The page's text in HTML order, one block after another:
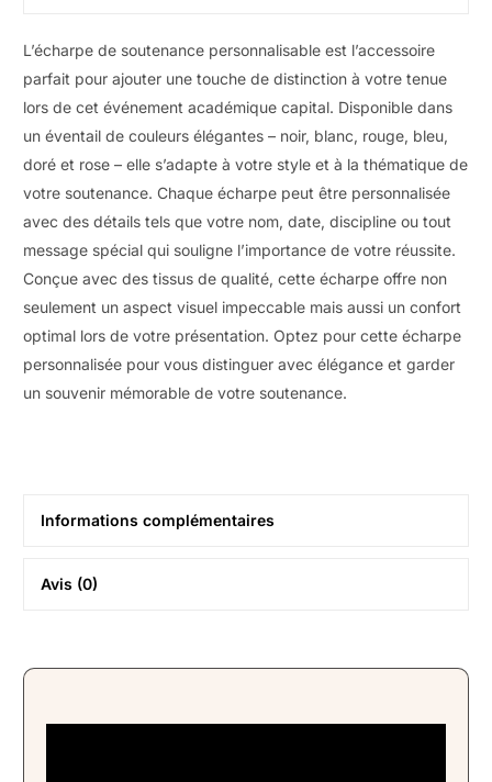
L’écharpe de soutenance personnalisable est l’accessoire
parfait pour ajouter une touche de distinction à votre tenue
lors de cet événement académique capital. Disponible dans
un éventail de couleurs élégantes – noir, blanc, rouge, bleu,
doré et rose – elle s’adapte à votre style et à la thématique de
votre soutenance. Chaque écharpe peut être personnalisée
avec des détails tels que votre nom, date, discipline ou tout
message spécial qui souligne l’importance de votre réussite.
Conçue avec des tissus de qualité, cette écharpe offre non
seulement un aspect visuel impeccable mais aussi un confort
optimal lors de votre présentation. Optez pour cette écharpe
personnalisée pour vous distinguer avec élégance et garder
un souvenir mémorable de votre soutenance.
Informations complémentaires
Avis (0)